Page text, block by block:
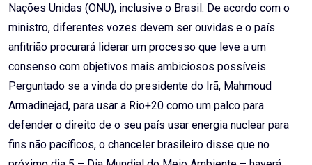
Nações Unidas (ONU), inclusive o Brasil. De acordo com o
ministro, diferentes vozes devem ser ouvidas e o país
anfitrião procurará liderar um processo que leve a um
consenso com objetivos mais ambiciosos possíveis.
Perguntado se a vinda do presidente do Irã, Mahmoud
Armadinejad, para usar a Rio+20 como um palco para
defender o direito de o seu país usar energia nuclear para
fins não pacíficos, o chanceler brasileiro disse que no